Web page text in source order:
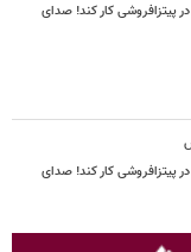
پیتزافروشی کار کند! صدای
پیتزافروشی کار کند! صدای